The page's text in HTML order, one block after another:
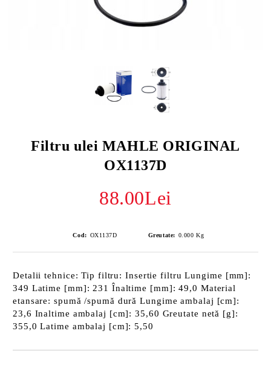
Filtru ulei MAHLE ORIGINAL
OX1137D
88.00Lei
Cod: OX1137D Greutate: 0.000 Kg
Detalii tehnice: Tip filtru: Insertie filtru Lungime [mm]:
349 Latime [mm]: 231 Înaltime [mm]: 49,0 Material
etansare: spumă /spumă dură Lungime ambalaj [cm]:
23,6 Inaltime ambalaj [cm]: 35,60 Greutate netă [g]:
355,0 Latime ambalaj [cm]: 5,50